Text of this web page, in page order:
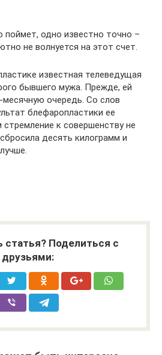
одно известно точно –
не волнуется на этот счет.
известная телеведущая
бывшего мужа. Прежде, ей
очередь. Со слов
блефаропластики ее
к совершенству не
десять килограмм и
статья? Поделиться с
друзьями: